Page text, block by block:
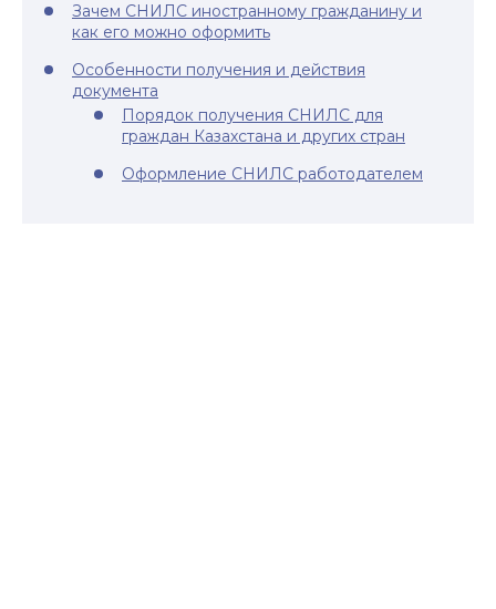
Зачем СНИЛС иностранному гражданину и
как его можно оформить
Особенности получения и действия
документа
Порядок получения СНИЛС для
граждан Казахстана и других стран
Оформление СНИЛС работодателем